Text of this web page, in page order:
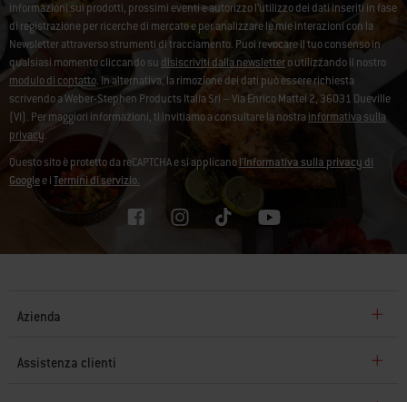
informazioni sui prodotti, prossimi eventi e autorizzo l’utilizzo dei dati inseriti in fase
di registrazione per ricerche di mercato e per analizzare le mie interazioni con la
Newsletter attraverso strumenti di tracciamento. Puoi revocare il tuo consenso in
qualsiasi momento cliccando su disiscriviti dalla newslettero utilizzando il nostro
modulo di contatto. In alternativa, la rimozione dei dati può essere richiesta
scrivendo a Weber-Stephen Products Italia Srl – Via Enrico Mattei 2, 36031 Dueville
(VI). Per maggiori informazioni, ti invitiamo a consultare la nostra informativa sulla
privacy.
Questo sito è protetto da reCAPTCHA e si applicanol'Informativa sulla privacy di
Googlee iTermini di servizio.
Azienda
Assistenza clienti